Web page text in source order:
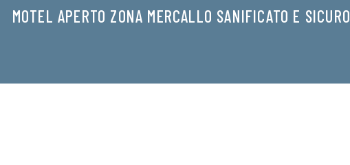
MOTEL APERTO ZONA MERCALLO SANIFICATO E SICURO